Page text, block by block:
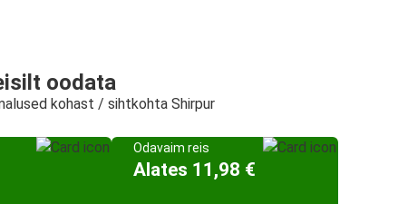
oodata
kohast / sihtkohta Shirpur
Odavaim reis
Alates 11,98 €